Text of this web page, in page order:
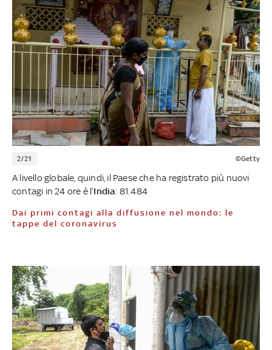
2/21 ©Getty
A livello globale, quindi, il Paese che ha registrato più nuovi
contagi in 24 ore è l’India: 81.484
Dai primi contagi alla diffusione nel mondo: le
tappe del coronavirus